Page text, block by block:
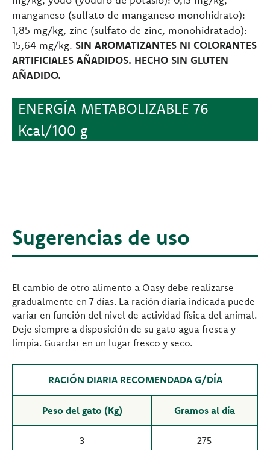
manganeso (sulfato de manganeso monohidrato):
1,85 mg/kg, zinc (sulfato de zinc, monohidratado):
15,64 mg/kg. SIN AROMATIZANTES NI COLORANTES
ARTIFICIALES AÑADIDOS. HECHO SIN GLUTEN
AÑADIDO.
ENERGÍA METABOLIZABLE 76
Kcal/100 g
Sugerencias de uso
El cambio de otro alimento a Oasy debe realizarse
gradualmente en 7 días. La ración diaria indicada puede
variar en función del nivel de actividad física del animal.
Deje siempre a disposición de su gato agua fresca y
limpia. Guardar en un lugar fresco y seco.
RACIÓN DIARIA RECOMENDADA G/DÍA
Peso del gato (Kg) Gramos al día
3 275